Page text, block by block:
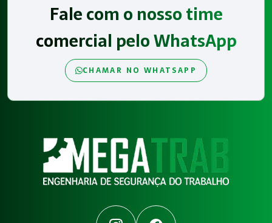
Fale com o nosso time
comercial pelo WhatsApp
CHAMAR NO WHATSAPP